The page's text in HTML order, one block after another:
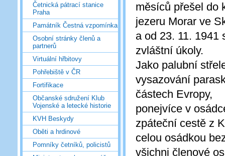
Četnická pátrací stanice
Praha
Památník Čestná vzpomínka
Osobní stránky členů a
partnerů
Virtuální hřbitovy
Pohřebiště v ČR
Fortifikace
Občanské sdružení Klub
Vojenské a letecké historie
KVH Beskydy
Oběti a hrdinové
Pomníky četníků, policistů
měsíců přešel do
jezeru Morar ve
a od 23. 11. 1941
zvláštní úkoly.
Jako palubní
vysazování
částech Evropy,
ponejvíce v
zpáteční cestě z
celou osádkou
všichni členové